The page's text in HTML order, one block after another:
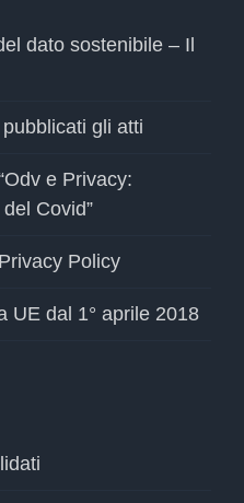
dato sostenibile – Il
gli atti
e Privacy:
Covid”
Policy
UE dal 1° aprile 2018